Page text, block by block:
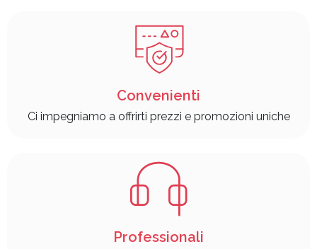
Convenienti
Ci impegniamo a offrirti prezzi e promozioni uniche
Professionali